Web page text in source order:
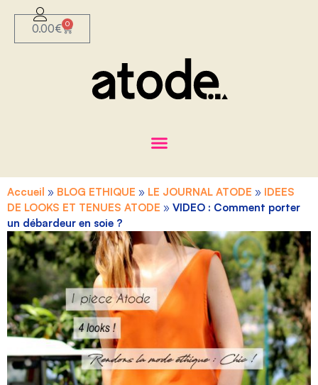
0.00€ 0
Accueil » BLOG ETHIQUE » LE JOURNAL ATODE » IDEES
DE LOOKS ET TENUES ATODE » VIDEO : Comment porter
un débardeur en soie ?